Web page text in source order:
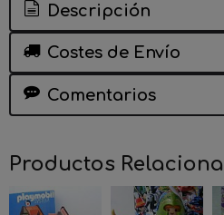
Descripción
Costes de Envío
Comentarios
Productos